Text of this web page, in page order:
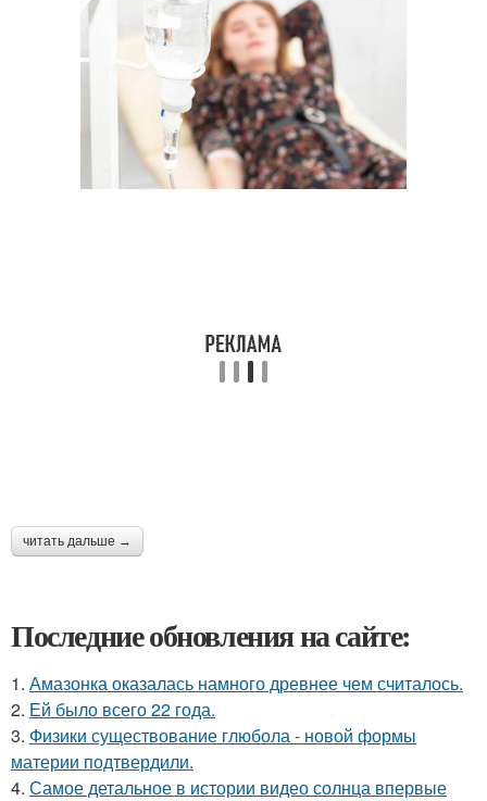
читать дальше →
Последние обновления на сайте:
1. Амазонка оказалась намного древнее чем считалось.
2. Ей было всего 22 года.
3. Физики существование глюбола - новой формы
материи подтвердили.
4. Самое детальное в истории видео солнца впервые